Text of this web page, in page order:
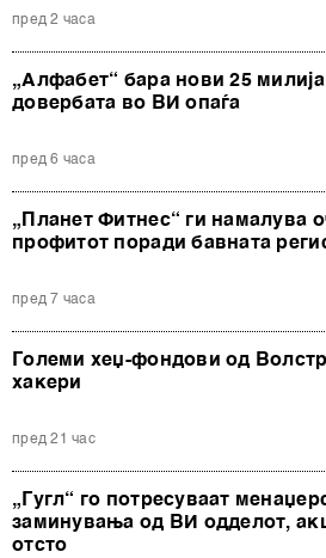
пред 2 часа
„Алфабет“ бара нови 25
довербата во ВИ опаѓа
пред 6 часа
„Планет Фитнес“ ги намалува
профитот поради бавната
пред 7 часа
Големи хеџ-фондови од
хакери
пред 21 час
„Гугл“ го потресуваат
заминувања од ВИ одделот,
отсто